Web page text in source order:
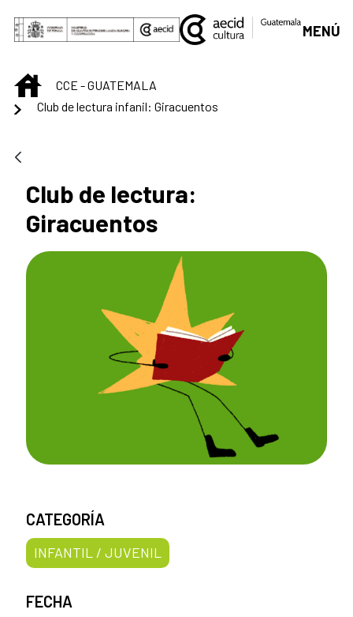
Saltar al contenido principal
MENÚ
INICIOCCE - GUATEMALA
Club de lectura infanil: Giracuentos
Club de lectura:
Giracuentos
CATEGORÍA
INFANTIL / JUVENIL
FECHA